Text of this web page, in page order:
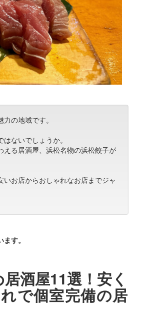
の地域です。
ないでしょうか。
る居酒屋、浜松名物の浜松餃子が
お店からおしゃれなお店までジャ
す。
酒屋11選！安く
で個室完備の居